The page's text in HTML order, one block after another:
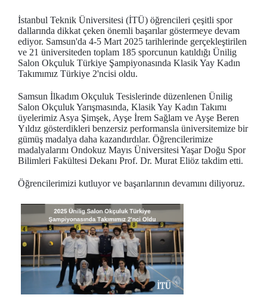
İstanbul Teknik Üniversitesi (İTÜ) öğrencileri çeşitli spor
dallarında dikkat çeken önemli başarılar göstermeye devam
ediyor. Samsun'da 4-5 Mart 2025 tarihlerinde gerçekleştirilen
ve 21 üniversiteden toplam 185 sporcunun katıldığı Ünilig
Salon Okçuluk Türkiye Şampiyonasında Klasik Yay Kadın
Takımımız Türkiye 2'ncisi oldu.
Samsun İlkadım Okçuluk Tesislerinde düzenlenen Ünilig
Salon Okçuluk Yarışmasında, Klasik Yay Kadın Takımı
üyelerimiz Asya Şimşek, Ayşe İrem Sağlam ve Ayşe Beren
Yıldız gösterdikleri benzersiz performansla üniversitemize bir
gümüş madalya daha kazandırdılar. Öğrencilerimize
madalyalarını Ondokuz Mayıs Üniversitesi Yaşar Doğu Spor
Bilimleri Fakültesi Dekanı Prof. Dr. Murat Eliöz takdim etti.
Öğrencilerimizi kutluyor ve başarılarının devamını diliyoruz.